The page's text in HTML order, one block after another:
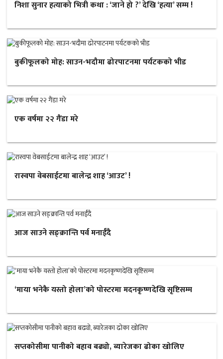
निशा सुनार हत्याको भित्री कथा : ‘जाने हो ?’ देखि ‘हत्या’ सम्म !
बुकीफूलको मोह: साउन-भदौमा ढोरपाटनमा पर्यटकको भीड
एक वर्षमा २२ गैंडा मरे
रास्वपा वेबसाईटमा बालेन्द्र शाह ‘आउट’ !
आज साउने सङ्क्रान्ति पर्व मनाईँदै
‘माया भनेकै यस्तो होला’को पोस्टरमा मदनकृष्णदेखि सृष्टिसम्म
सप्तकोसीमा पानीको बहाव बढ्यो, ब्यारेजका ढोका खोलिए